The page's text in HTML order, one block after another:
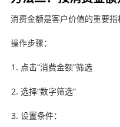
消费金额是客户价值的重要指
操作步骤：
点击“消费金额”筛选
选择“数字筛选”
设置条件：